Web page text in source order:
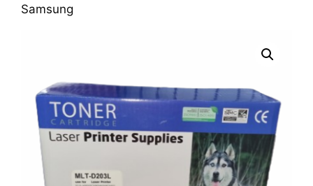
Samsung